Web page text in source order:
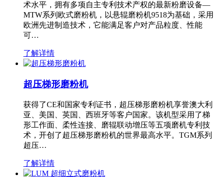
术水平，拥有多项自主专利技术产权的最新粉磨设备—
MTW系列欧式磨粉机，以悬辊磨粉机9518为基础，采用
欧洲先进制造技术，它能满足客户对产品粒度、性能
可…
了解详情
超压梯形磨粉机
获得了CE和国家专利证书，超压梯形磨粉机享誉澳大利
亚、美国、英国、西班牙等客户国家。该机型采用了梯
形工作面、柔性连接、磨辊联动增压等五项磨机专利技
术，开创了超压梯形磨粉机的世界最高水平。TGM系列
超压…
了解详情